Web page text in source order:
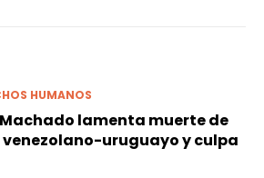
HUMANOS
lamenta muerte de
uruguayo y culpa